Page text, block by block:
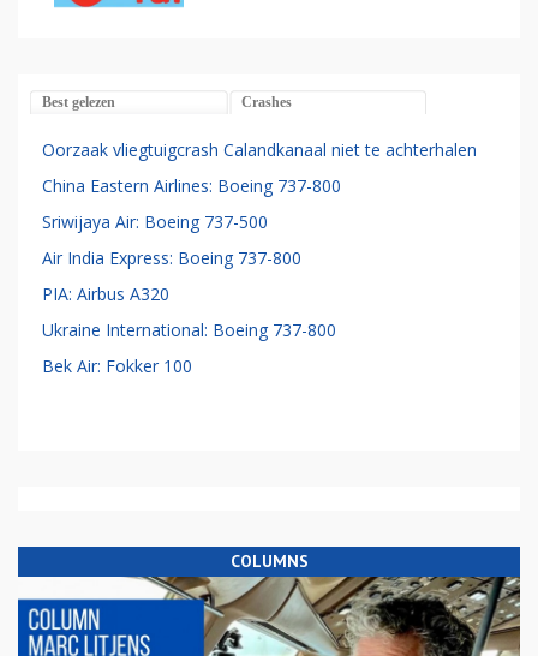
Best gelezen Crashes
Oorzaak vliegtuigcrash Calandkanaal niet te achterhalen
China Eastern Airlines: Boeing 737-800
Sriwijaya Air: Boeing 737-500
Air India Express: Boeing 737-800
PIA: Airbus A320
Ukraine International: Boeing 737-800
Bek Air: Fokker 100
COLUMNS